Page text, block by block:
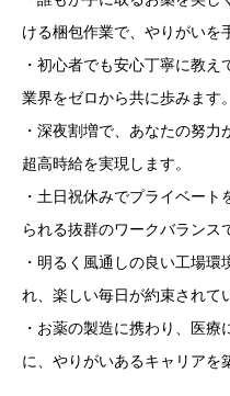
ける梱包作業で、やりがいを
・初心者でも安心丁寧に教
業界をゼロから共に歩みます。
・深夜割増で、あなたの努力
超高時給を実現します。
・土日祝休みでプライベー
られる抜群のワークバランス
・明るく風通しの良い工場
れ、楽しい毎日が約束されて
・お薬の製造に携わり、医
に、やりがいあるキャリアを